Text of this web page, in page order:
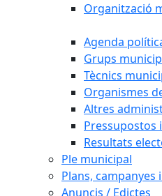
Organització
Agenda
Grups
Tècnics
Organismes
Altres
Pressupostos
Resultats
Ple municipal
Plans, campanyes
Anuncis / Edictes